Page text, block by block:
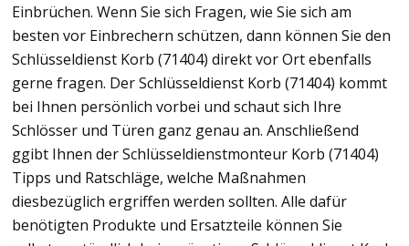
Einbrüchen. Wenn Sie sich Fragen, wie Sie sich am
besten vor Einbrechern schützen, dann können Sie den
Schlüsseldienst Korb (71404) direkt vor Ort ebenfalls
gerne fragen. Der Schlüsseldienst Korb (71404) kommt
bei Ihnen persönlich vorbei und schaut sich Ihre
Schlösser und Türen ganz genau an. Anschließend
ggibt Ihnen der Schlüsseldienstmonteur Korb (71404)
Tipps und Ratschläge, welche Maßnahmen
diesbezüglich ergriffen werden sollten. Alle dafür
benötigten Produkte und Ersatzteile können Sie